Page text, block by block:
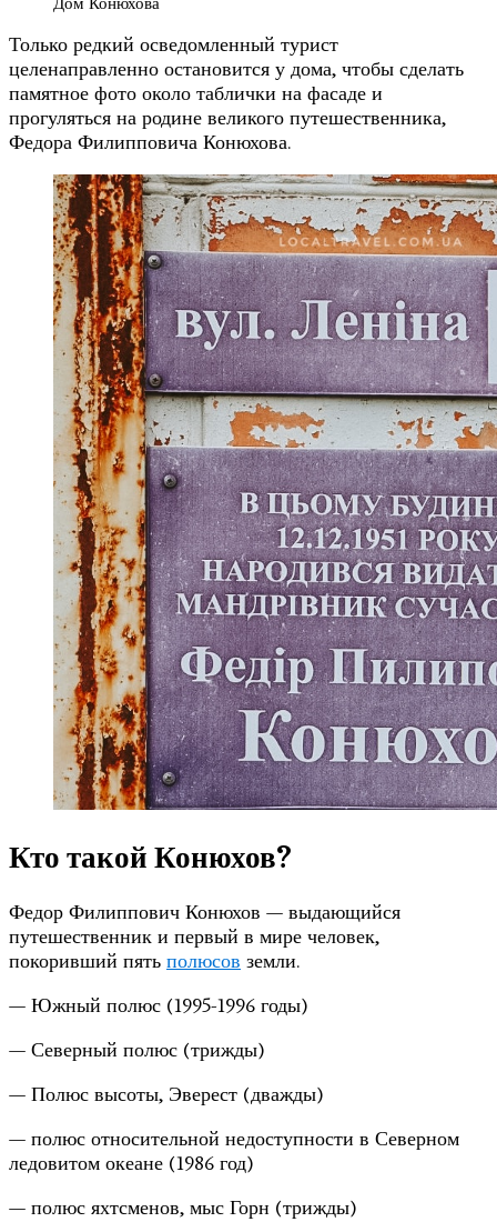
Только редкий осведомленный турист
целенаправленно остановится у дома, чтобы сделать
памятное фото около таблички на фасаде и
прогуляться на родине великого путешественника,
Федора Филипповича Конюхова.
Кто такой Конюхов?
Федор Филиппович Конюхов — выдающийся
путешественник и первый в мире человек,
покоривший пять полюсов земли.
— Южный полюс (1995-1996 годы)
— Северный полюс (трижды)
— Полюс высоты, Эверест (дважды)
— полюс относительной недоступности в Северном
ледовитом океане (1986 год)
— полюс яхтсменов, мыс Горн (трижды)